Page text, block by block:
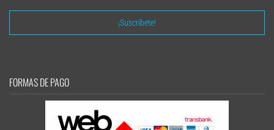
FORMAS DE PAGO